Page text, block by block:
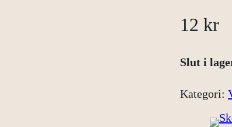
12 kr
Slut i
Kategori: